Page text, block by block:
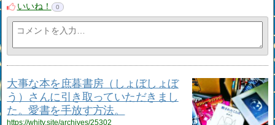
いいね！
0
大事な本を庶暮書房（しょぼしょぼ
う）さんに引き取っていただきまし
た。愛書を手放す方法。
https://whity.site/archives/25302